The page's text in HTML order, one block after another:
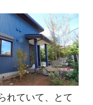
れていて、とて